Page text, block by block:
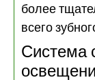
более
всего
Система